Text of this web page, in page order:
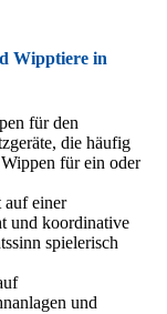
Wipptiere in
für den
die häufig
für ein oder
auf einer
und koordinative
spielerisch
und